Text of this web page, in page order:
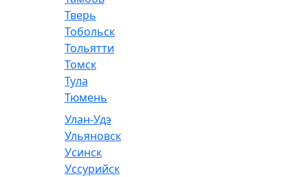
Тверь
Тобольск
Тольятти
Томск
Тула
Тюмень
Улан-Удэ
Ульяновск
Усинск
Уссурийск